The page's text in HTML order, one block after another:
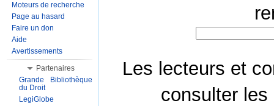
Les lecteurs et
consulter les
Moteurs de recherche
Page au hasard
Faire un don
Aide
Avertissements
Partenaires
Grande Bibliothèque
du Droit
LegiGlobe